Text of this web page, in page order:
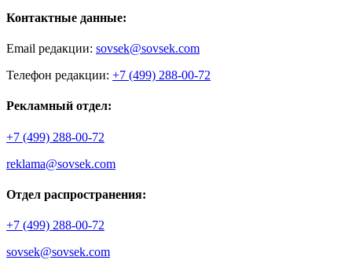
Контактные данные:
Email редакции: sovsek@sovsek.com
Телефон редакции: +7 (499) 288-00-72
Рекламный отдел:
+7 (499) 288-00-72
reklama@sovsek.com
Отдел распространения:
+7 (499) 288-00-72
sovsek@sovsek.com